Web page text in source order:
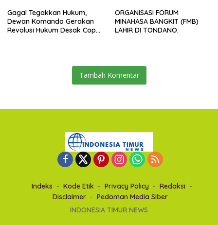
Gagal Tegakkan Hukum,
Dewan Komando Gerakan
Revolusi Hukum Desak Copot
ORGANISASI FORUM
MINAHASA BANGKIT (FMB)
LAHIR DI TONDANO.
Tambah Komentar
Indeks Kode Etik Privacy Policy
Redaksi
Disclaimer
Pedoman Media Siber
INDONESIA TIMUR NEWS